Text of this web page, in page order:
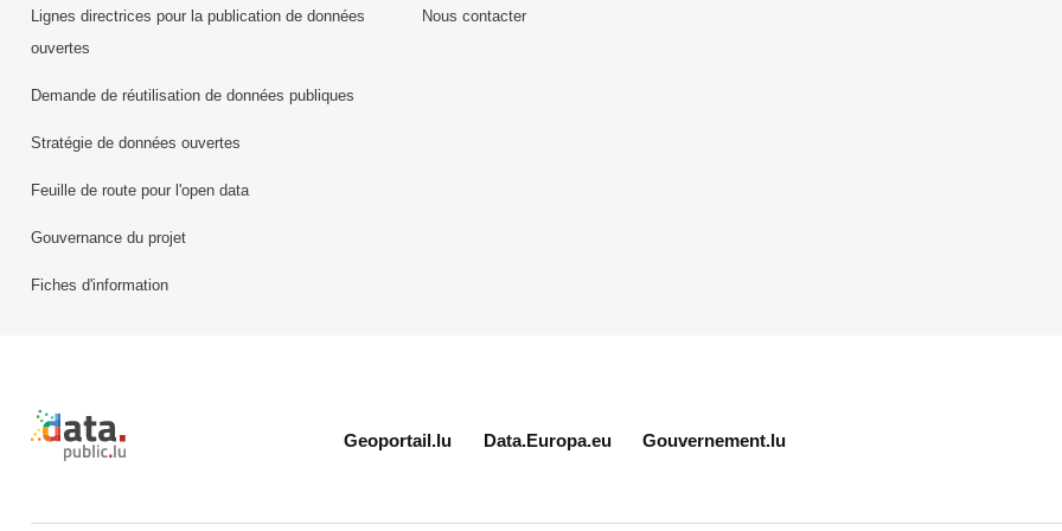
Lignes directrices pour la publication de données
ouvertes
Demande de réutilisation de données publiques
Stratégie de données ouvertes
Feuille de route pour l'open data
Gouvernance du projet
Fiches d'information
Nous contacter
Retour à l'accueil de data.public.lu
Geoportail.lu Data.Europa.eu Gouvernement.lu